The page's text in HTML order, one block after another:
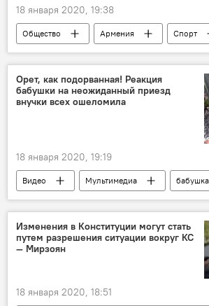
18 января 2020, 19:38
Общество Армения
Спорт
футболист
Гюмри Франция
Орет, как подорванная! Реакция
бабушки на неожиданный приезд
внучки всех ошеломила
18 января 2020, 19:19
Видео Мультимедиа бабушка
Изменения в Конституции могут стать
путем разрешения ситуации вокруг КС
— Мирзоян
18 января 2020, 18:51